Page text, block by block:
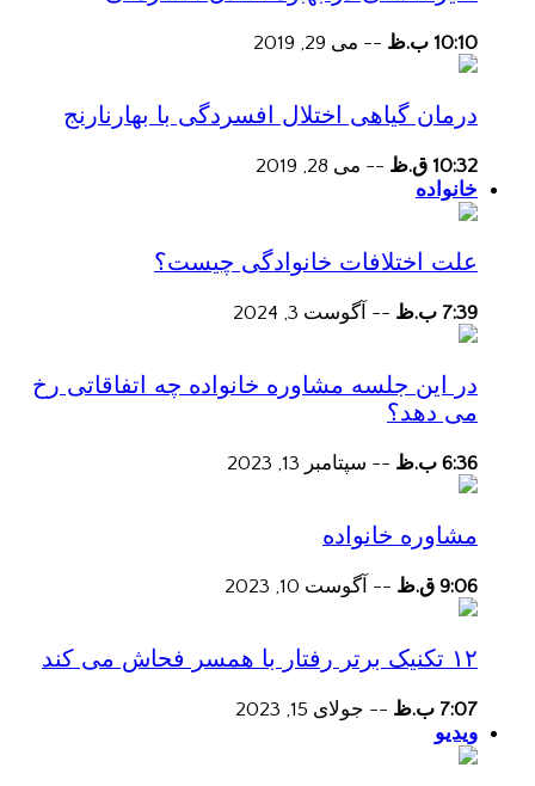
10:10 ب.ظ -- می 29, 2019
درمان گیاهی اختلال افسردگی با بهارنارنج
10:32 ق.ظ -- می 28, 2019
خانواده
علت اختلافات خانوادگی چیست؟
7:39 ب.ظ -- آگوست 3, 2024
در این جلسه مشاوره خانواده چه اتفاقاتی رخ
می دهد؟
6:36 ب.ظ -- سپتامبر 13, 2023
مشاوره خانواده
9:06 ق.ظ -- آگوست 10, 2023
۱۲ تکنیک برتر رفتار با همسر فحاش می کند
7:07 ب.ظ -- جولای 15, 2023
ویدیو